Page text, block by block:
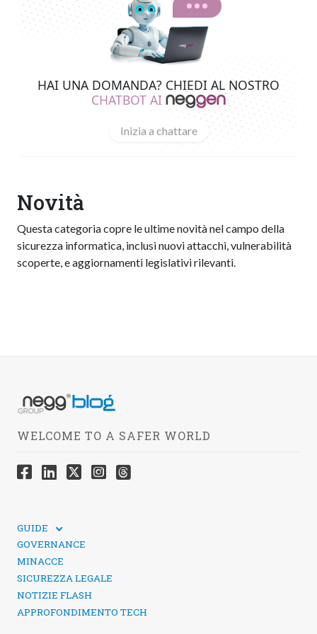
Novità
Questa categoria copre le ultime novità nel campo della
sicurezza informatica, inclusi nuovi attacchi, vulnerabilità
scoperte, e aggiornamenti legislativi rilevanti.
HAI UNA DOMANDA? CHIEDI AL NOSTRO
CHATBOT AI
Inizia a chattare
WELCOME TO A SAFER WORLD
GUIDE
SICUREZZA DEI SOCIAL MEDIA
GOVERNANCE
MINACCE
SICUREZZA LEGALE
NOTIZIE FLASH
APPROFONDIMENTO TECH